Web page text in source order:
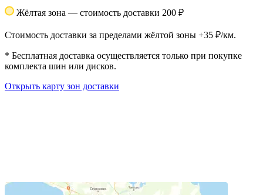
Жёлтая зона — стоимость доставки 200 ₽
Стоимость доставки за пределами жёлтой зоны +35 ₽/км.
* Бесплатная доставка осуществляется только при покупке
комплекта шин или дисков.
Открыть карту зон доставки